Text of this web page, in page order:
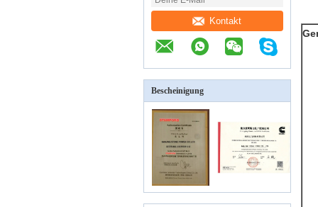
Kontakt
Bescheinigung